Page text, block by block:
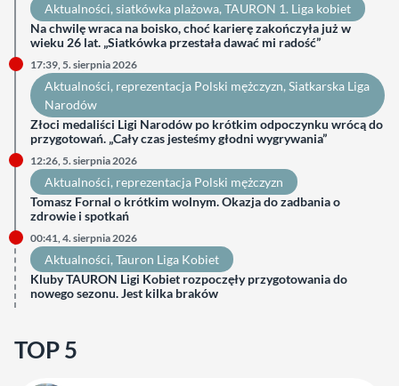
Aktualności, siatkówka plażowa, TAURON 1. Liga kobiet
Na chwilę wraca na boisko, choć karierę zakończyła już w
wieku 26 lat. „Siatkówka przestała dawać mi radość”
17:39, 5. sierpnia 2026
Aktualności, reprezentacja Polski mężczyzn, Siatkarska Liga
Narodów
Złoci medaliści Ligi Narodów po krótkim odpoczynku wrócą do
przygotowań. „Cały czas jesteśmy głodni wygrywania”
12:26, 5. sierpnia 2026
Aktualności, reprezentacja Polski mężczyzn
Tomasz Fornal o krótkim wolnym. Okazja do zadbania o
zdrowie i spotkań
00:41, 4. sierpnia 2026
Aktualności, Tauron Liga Kobiet
Kluby TAURON Ligi Kobiet rozpoczęły przygotowania do
nowego sezonu. Jest kilka braków
TOP 5